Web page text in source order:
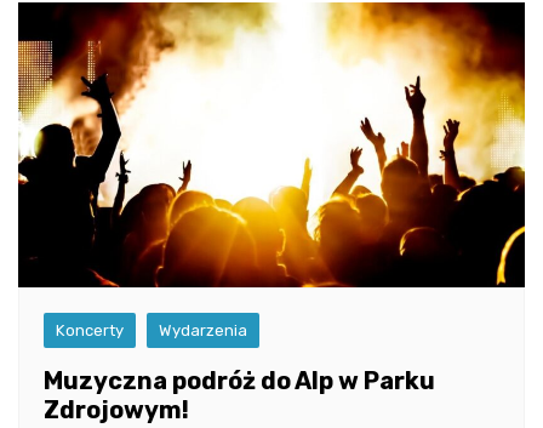
Koncerty Wydarzenia
Muzyczna podróż do Alp w Parku
Zdrojowym!